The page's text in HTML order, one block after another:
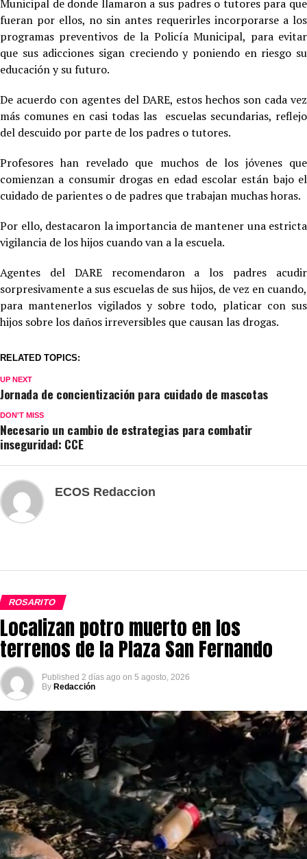
Municipal de donde llamaron a sus padres o tutores para que
fueran por ellos, no sin antes requerirles incorporarse a los
programas preventivos de la Policía Municipal, para evitar
que sus adicciones sigan creciendo y poniendo en riesgo su
educación y su futuro.
De acuerdo con agentes del DARE, estos hechos son cada vez
más comunes en casi todas las escuelas secundarias, reflejo
del descuido por parte de los padres o tutores.
Profesores han revelado que muchos de los jóvenes que
comienzan a consumir drogas en edad escolar están bajo el
cuidado de parientes o de padres que trabajan muchas horas.
Por ello, destacaron la importancia de mantener una estricta
vigilancia de los hijos cuando van a la escuela.
Agentes del DARE recomendaron a los padres acudir
sorpresivamente a sus escuelas de sus hijos, de vez en cuando,
para mantenerlos vigilados y sobre todo, platicar con sus
hijos sobre los daños irreversibles que causan las drogas.
RELATED TOPICS:
UP NEXT
Jornada de concientización para cuidado de mascotas
DON'T MISS
Necesario un cambio de estrategias para combatir
inseguridad: CCE
ECOS Redaccion
ROSARITO
Localizan potro muerto en los
terrenos de la Plaza San Fernando
Published 2 días ago on 5 agosto, 2026
By Redacción